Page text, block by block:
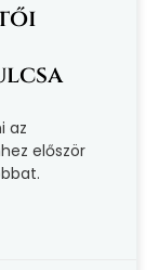
az
először